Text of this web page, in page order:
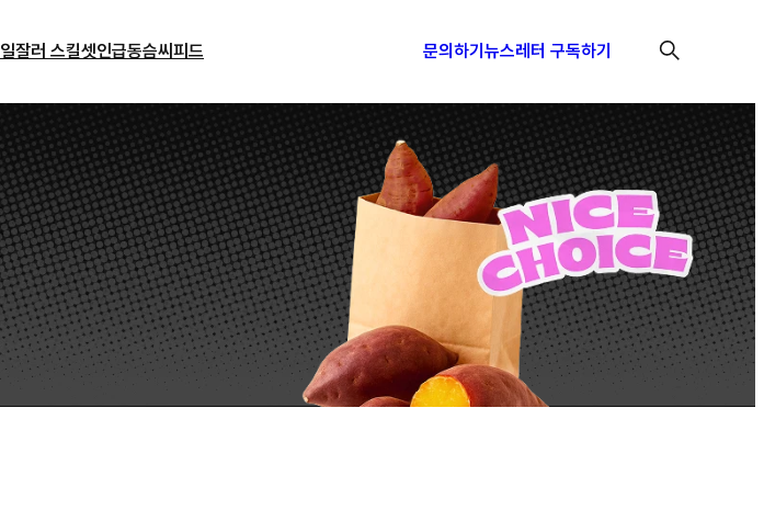
일잘러 스킬셋인급동슴씨피드 문의하기뉴스레터 구독하기